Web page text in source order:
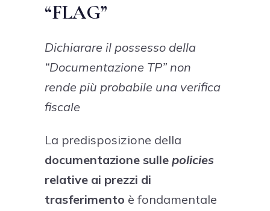
“FLAG”
Dichiarare il possesso della
“Documentazione TP” non
rende più probabile una verifica
fiscale
La predisposizione della
documentazione sulle policies
relative ai prezzi di
trasferimento è fondamentale